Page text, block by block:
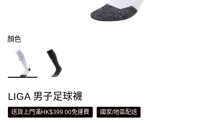
顏色
LIGA 男子足球襪
送貨上門滿HK$399.00免運費 國家/地區配送